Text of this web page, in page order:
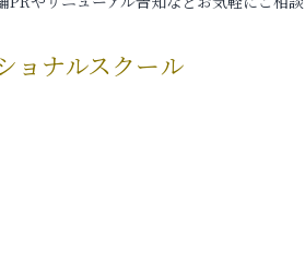
ョナルスクール